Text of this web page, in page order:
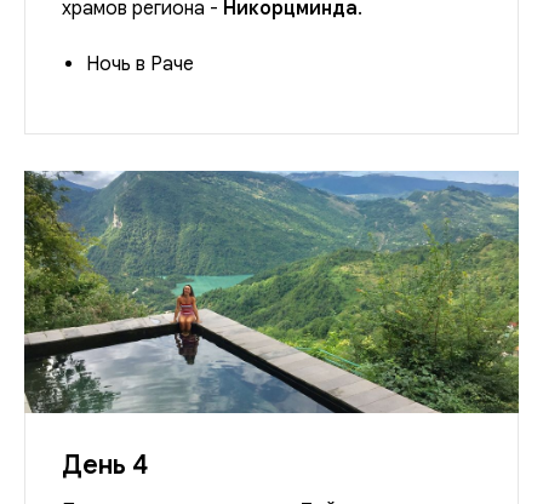
храмов региона - Никорцминда.
Ночь в Раче
День 4